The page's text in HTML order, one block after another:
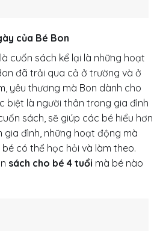
của Bé Bon
cuốn sách kể lại là những hoạt
đã trải qua cả ở trường và ở
yêu thương mà Bon dành cho
biệt là người thân trong gia đình
sách, sẽ giúp các bé hiểu hơn
gia đình, những hoạt động mà
có thể học hỏi và làm theo.
sách cho bé 4 tuổi mà bé nào